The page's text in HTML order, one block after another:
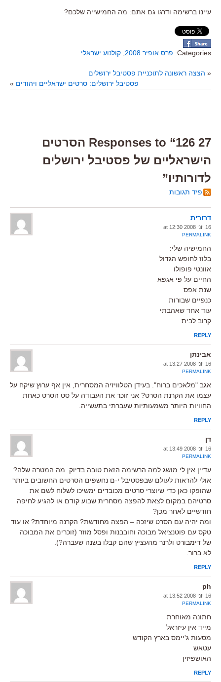
עיינו ברשימה ודרגו גם אתם: מה החמישייה שלכם?
Categories: פרס אופיר 2008 קולנוע ישראלי
« הצצה ראשונה לתוכניית פסטיבל ירושלים
פסטיבל ירושלים: סרטים ישראליים ויהודים »
27 Responses to “126 הסרטים
הישראליים של פסטיבל ירושלים
לדורותיו”
פיד תגובות
דרורית
16 יוני 2008 at 12:30
PERMALINK
החמישיה שלי:
בלוז לחופש הגדול
אוונטי פופולו
החיים על פי אגפא
שנת אפס
כנפיים שבורות
עוד אחד שאהבתי
קרוב לבית
REPLY
אבינתן
16 יוני 2008 at 13:27
PERMALINK
אגב "מלאכים ברוח". בעידן הטלוויזיה המסחרית, אין אף ערוץ שיקח על
עצמו את הקרנת הסרט? אני זוכר את העבודה על סט הסרט כאחת
החוויות היותר משמעותיות שעברתי בתעשייה.
REPLY
דן
16 יוני 2008 at 13:49
PERMALINK
עדיין אין לי מושג למה הרשימה הזאת טובה בדיוק. מה המטרה שלה?
אולי להראות לעולם שבפסטיבל י-ם נחשפים הסרטים החשובים ביותר
שהופקו כאן כדי שיוצרי סרטים מכובדים ימשיכו לשלוח לשם את
סרטיהם במקום לצאת להפצה מסחרית שבוע קודם או להגיע לחיפה
חודשיים לאחר מכן?
ומה יהיה עם הסרט שיזכה – הפצה מחודשת? הקרנה מיוחדת? או עוד
טקס עם פוטנציאל מבוכה וחובבנות ופסל מוזר (זוכרים את המבוכה
של דימבורט ולרנר מהעציץ שהם קבלו בשנה שעברה?).
לא ברור.
REPLY
ph
16 יוני 2008 at 13:52
PERMALINK
חתונה מאוחרת
מייד אין עיזראל
מסעות ג'יימס בארץ הקודש
עטאש
האושפיזין
REPLY